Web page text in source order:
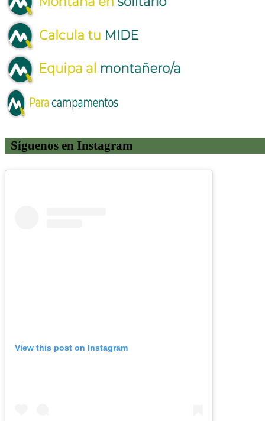
Síguenos en Instagram
View this post on Instagram